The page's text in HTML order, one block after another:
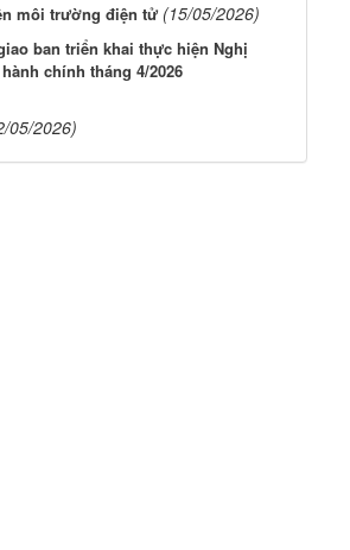
môi trường điện tử (15/05/2026)
ban triển khai thực hiện Nghị
chính tháng 4/2026
05/2026)